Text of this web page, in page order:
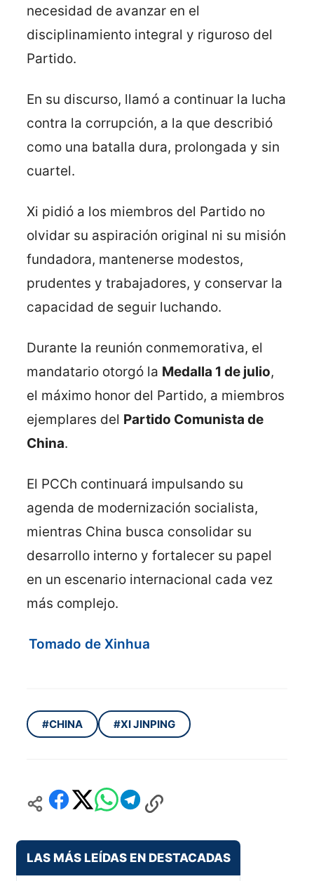
necesidad de avanzar en el
disciplinamiento integral y riguroso del
Partido.
En su discurso, llamó a continuar la lucha
contra la corrupción, a la que describió
como una batalla dura, prolongada y sin
cuartel.
Xi pidió a los miembros del Partido no
olvidar su aspiración original ni su misión
fundadora, mantenerse modestos,
prudentes y trabajadores, y conservar la
capacidad de seguir luchando.
Durante la reunión conmemorativa, el
mandatario otorgó la Medalla 1 de julio,
el máximo honor del Partido, a miembros
ejemplares del Partido Comunista de
China.
El PCCh continuará impulsando su
agenda de modernización socialista,
mientras China busca consolidar su
desarrollo interno y fortalecer su papel
en un escenario internacional cada vez
más complejo.
Tomado de Xinhua
#CHINA #XI JINPING
LAS MÁS LEÍDAS EN DESTACADAS